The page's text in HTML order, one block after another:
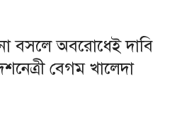
বসলে অবরোধেই দাবি
বেগম খালেদা